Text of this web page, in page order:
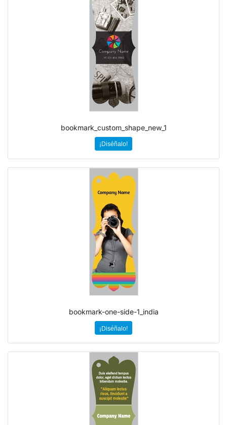
bookmark_custom_shape_new_1
¡Diséñalo!
bookmark-one-side-1_india
¡Diséñalo!